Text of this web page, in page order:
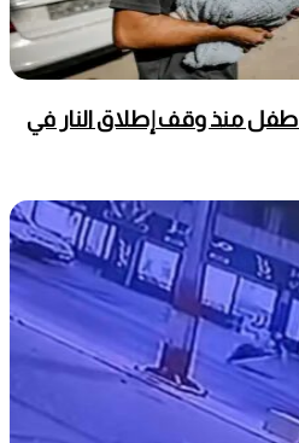
اليونيسف: استشهاد 300 طفل منذ وقف إطلاق النار في